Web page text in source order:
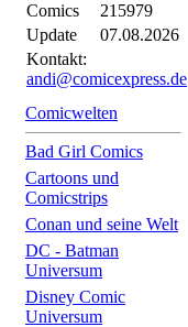
Comics
215979
Update
07.08.2026
Kontakt:
andi@comicexpress.de
Comicwelten
Bad Girl Comics
Cartoons und
Comicstrips
Conan und seine Welt
DC - Batman
Universum
Disney Comic
Universum